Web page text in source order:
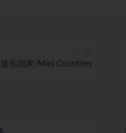
迷你国家/Mini Countries